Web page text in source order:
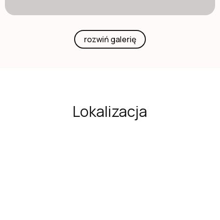
rozwiń galerię
Lokalizacja